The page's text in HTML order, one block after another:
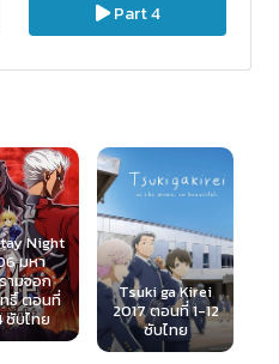
Part 4
Tsuki ga Kirei
2017 ตอนที่ 1-12
ซับไทย
Alchemist -
Sacred Star
Milos 2011 พิชิ
แดนปริศนาฝ่า
นครที่ถูกลืม
พากย์ไทย